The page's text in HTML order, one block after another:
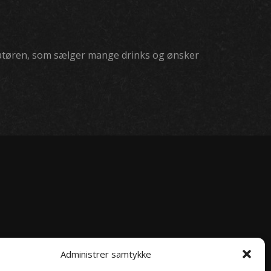
Administrer samtykke
som sælger mange drinks og ønsker